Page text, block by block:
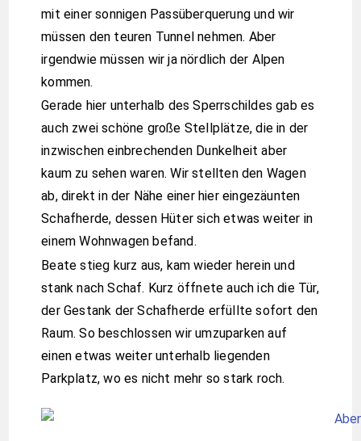
mit einer sonnigen Passüberquerung und wir
müssen den teuren Tunnel nehmen. Aber
irgendwie müssen wir ja nördlich der Alpen
kommen.
Gerade hier unterhalb des Sperrschildes gab es
auch zwei schöne große Stellplätze, die in der
inzwischen einbrechenden Dunkelheit aber
kaum zu sehen waren. Wir stellten den Wagen
ab, direkt in der Nähe einer hier eingezäunten
Schafherde, dessen Hüter sich etwas weiter in
einem Wohnwagen befand.
Beate stieg kurz aus, kam wieder herein und
stank nach Schaf. Kurz öffnete auch ich die Tür,
der Gestank der Schafherde erfüllte sofort den
Raum. So beschlossen wir umzuparken auf
einen etwas weiter unterhalb liegenden
Parkplatz, wo es nicht mehr so stark roch.